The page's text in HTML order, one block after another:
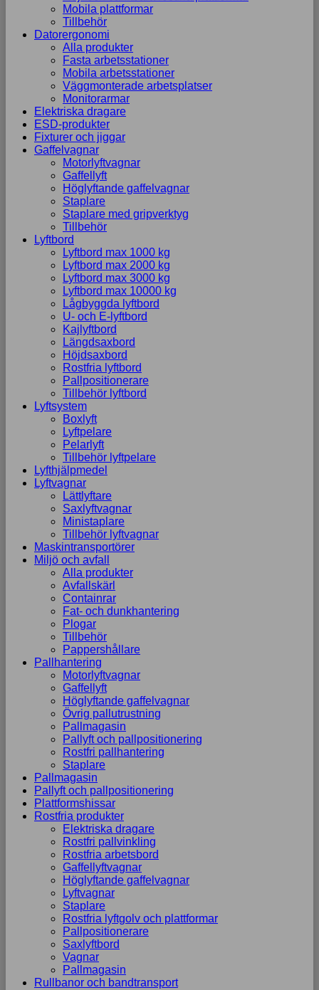
Mobila plattformar
Tillbehör
Datorergonomi
Alla produkter
Fasta arbetsstationer
Mobila arbetsstationer
Väggmonterade arbetsplatser
Monitorarmar
Elektriska dragare
ESD-produkter
Fixturer och jiggar
Gaffelvagnar
Motorlyftvagnar
Gaffellyft
Höglyftande gaffelvagnar
Staplare
Staplare med gripverktyg
Tillbehör
Lyftbord
Lyftbord max 1000 kg
Lyftbord max 2000 kg
Lyftbord max 3000 kg
Lyftbord max 10000 kg
Lågbyggda lyftbord
U- och E-lyftbord
Kajlyftbord
Längdsaxbord
Höjdsaxbord
Rostfria lyftbord
Pallpositionerare
Tillbehör lyftbord
Lyftsystem
Boxlyft
Lyftpelare
Pelarlyft
Tillbehör lyftpelare
Lyfthjälpmedel
Lyftvagnar
Lättlyftare
Saxlyftvagnar
Ministaplare
Tillbehör lyftvagnar
Maskintransportörer
Miljö och avfall
Alla produkter
Avfallskärl
Containrar
Fat- och dunkhantering
Plogar
Tillbehör
Pappershållare
Pallhantering
Motorlyftvagnar
Gaffellyft
Höglyftande gaffelvagnar
Övrig pallutrustning
Pallmagasin
Pallyft och pallpositionering
Rostfri pallhantering
Staplare
Pallmagasin
Pallyft och pallpositionering
Plattformshissar
Rostfria produkter
Elektriska dragare
Rostfri pallvinkling
Rostfria arbetsbord
Gaffellyftvagnar
Höglyftande gaffelvagnar
Lyftvagnar
Staplare
Rostfria lyftgolv och plattformar
Pallpositionerare
Saxlyftbord
Vagnar
Pallmagasin
Rullbanor och bandtransport